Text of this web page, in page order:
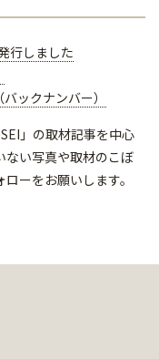
行しました
ックナンバー）
」の取材記事を中心
ない写真や取材のこぼ
ーをお願いします。